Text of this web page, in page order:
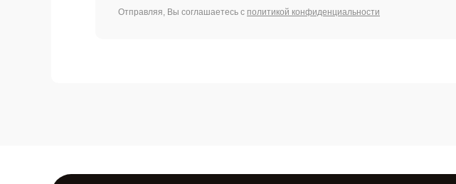
Отправляя, Вы соглашаетесь с политикой конфиденциальности